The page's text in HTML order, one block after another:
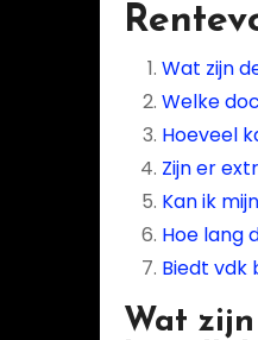
Wat zijn
Welke
Hoeveel
Zijn er
Kan ik
Hoe lang
Biedt vdk
Wat